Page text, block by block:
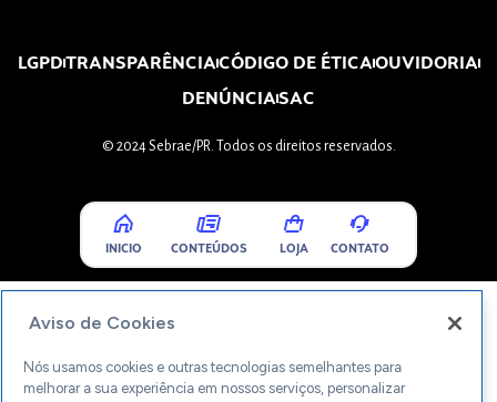
LGPDTRANSPARÊNCIACÓDIGO DE ÉTICAOUVIDORIA
DENÚNCIASAC
© 2024 Sebrae/PR. Todos os direitos reservados.
INICIO CONTEÚDOS LOJA CONTATO
Aviso de Cookies
Nós usamos cookies e outras tecnologias semelhantes para
melhorar a sua experiência em nossos serviços, personalizar